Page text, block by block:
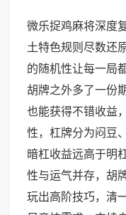
微乐捉鸡麻将深度
土特色规则尽数还
的随机性让每一局
胡牌之外多了一份
也能获得不错收益
性，杠牌分为闷豆
暗杠收益远高于明
性与运气并存，胡
玩出高阶技巧，清